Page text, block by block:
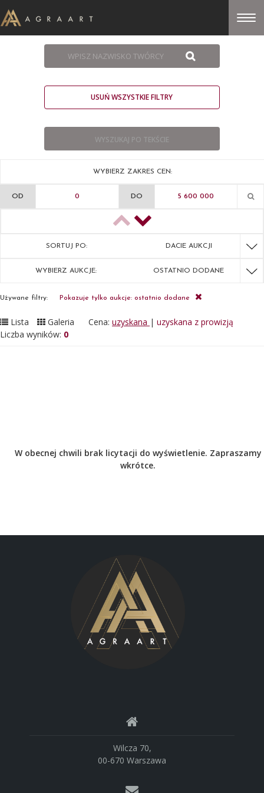
USUŃ WSZYSTKIE FILTRY
WYBIERZ ZAKRES CEN:
OD DO
SORTUJ PO: DACIE AUKCJI
WYBIERZ AUKCJE: OSTATNIO DODANE
Używane filtry: Pokazuje tylko aukcje: ostatnio dodane
Lista Galeria Cena: uzyskana | uzyskana z prowizją
Liczba wyników: 0
W obecnej chwili brak licytacji do wyświetlenie. Zapraszamy
wkrótce.
Wilcza 70,
00-670 Warszawa